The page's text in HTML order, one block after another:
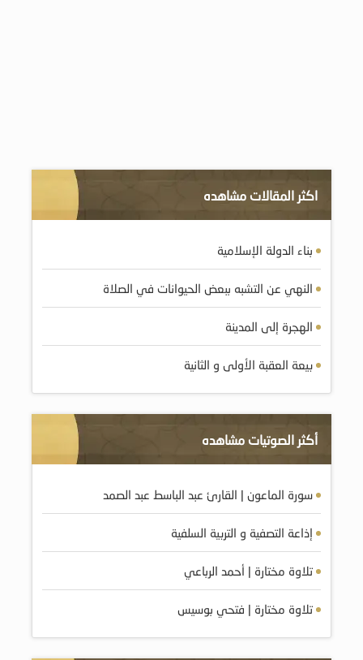
اكثر المقالات مشاهده
بناء الدولة الإسلامية
النهي عن التشبه ببعض الحيوانات في الصلاة
الهجرة إلى المدينة
بيعة العقبة الأولى و الثانية
أكثر الصوتيات مشاهده
سورة الماعون | القارئ عبد الباسط عبد الصمد
إذاعة التصفية و التربية السلفية
تلاوة مختارة | أحمد الرباعي
تلاوة مختارة | فتحي بوسيس